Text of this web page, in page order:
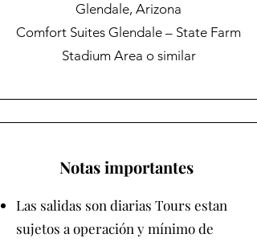
Glendale, Arizona
Comfort Suites Glendale – State Farm
Stadium Area o similar
Notas importantes
Las salidas son diarias Tours estan
sujetos a operación y mínimo de